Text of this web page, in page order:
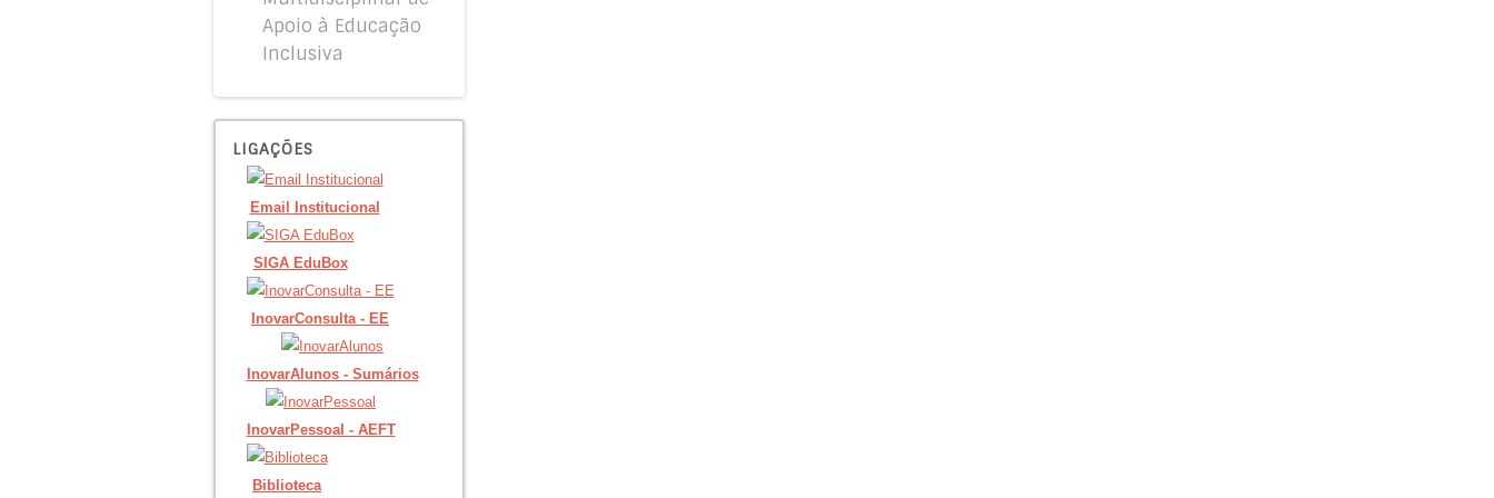
Apoio à Educação
Inclusiva
LIGAÇÕES
Email Institucional
SIGA EduBox
InovarConsulta - EE
InovarAlunos - Sumários
InovarPessoal - AEFT
Biblioteca